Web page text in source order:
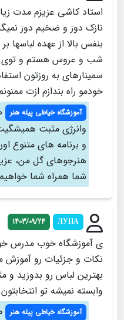
استاد کاشی عزیزم مدت
نازک دوز و ضخیم دوز
بنفس بالا از عهده لباسها
شب و عروس هستم و توی
سمینارهای به روزتون
خودمو راه بندازم ازت
آموزشگاه خیاطی پیله هنر
و‌انرژی مثبت
و برنامه های متنوع
هنرجوهای گل من،
شما همراه شما
ЛУНА
1403/09/24
ی آموزشگاه خوب مدرس
نکات و جزئیات رو آموزش
بهترین لباس رو بدوزید و
وابسته نمیشه تو
آموزشگاه خیاطی پیله هنر